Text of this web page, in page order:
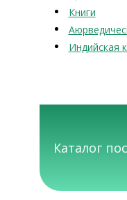
Книги
Индийская
Каталог